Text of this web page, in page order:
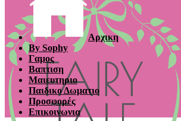
Αρχικη
By Sophy
Γαμος
Βαπτιση
Μαιευτηριο
Παιδικο Δωματιο
Προσφορές
Επικοινωνια